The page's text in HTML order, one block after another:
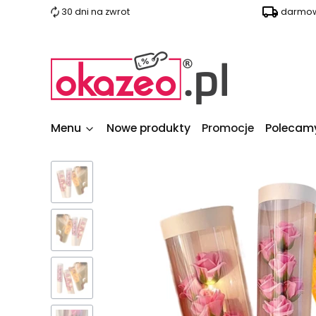
30 dni na zwrot
Menu Nowe produkty Promocje